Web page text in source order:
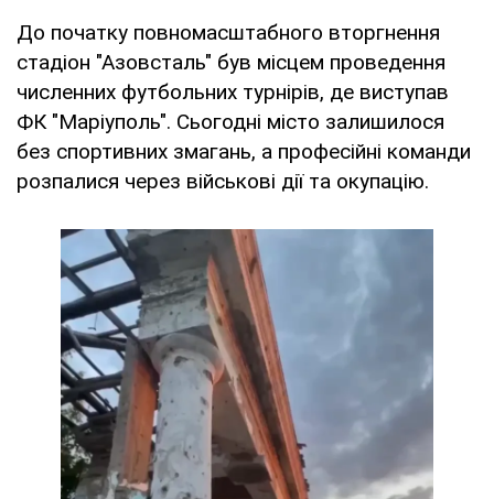
До початку повномасштабного вторгнення
стадіон "Азовсталь" був місцем проведення
численних футбольних турнірів, де виступав
ФК "Маріуполь". Сьогодні місто залишилося
без спортивних змагань, а професійні команди
розпалися через військові дії та окупацію.